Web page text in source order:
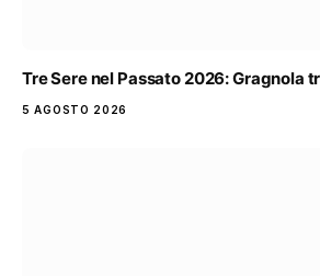
Tre Sere nel Passato 2026: Gragnola
5 AGOSTO 2026